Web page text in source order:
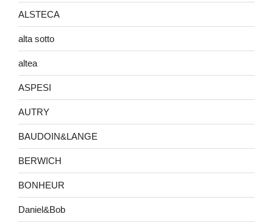
ALSTECA
alta sotto
altea
ASPESI
AUTRY
BAUDOIN&LANGE
BERWICH
BONHEUR
Daniel&Bob